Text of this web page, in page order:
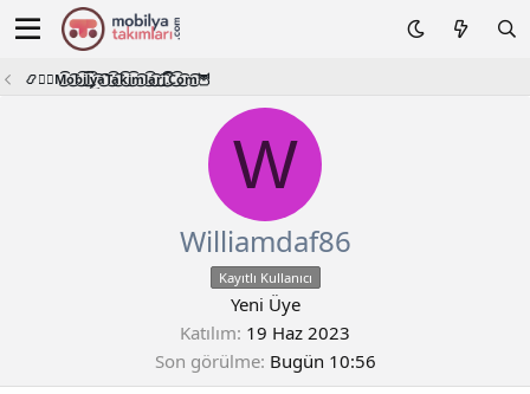
📿🧙‍♂️M͜͡o͜͡b͜͡i͜͡l͜͡y͜͡a͜͡T͜͡a͜͡k͜͡i͜͡m͜͡l͜͡a͜͡r͜͡i͜͡.͜͡C͜͡o͜͡m͜͡🦉
W
Williamdaf86
Kayıtlı Kullanıcı
Yeni Üye
Katılım 19 Haz 2023
Son görülme Bugün 10:56